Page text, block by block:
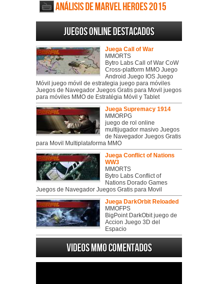
Análisis de Marvel Heroes 2015
Juegos online destacados
Juega Call of War
MMORTS
Bytro Labs Call of War CoW
Cross-platform MMO Juego
Android Juego IOS Juego
Móvil juego móvil de estrategia juego para móviles
Juegos de Navegador Juegos Gratis para Movil juegos
para móviles MMO de Estratégia Móvil y Tablet
Juega Supremacy 1914
MMORPG
juego de rol online
multijugador masivo Juegos
de Navegador Juegos Gratis
para Movil Multiplataforma MMO
Juega Conflict of Nations
WW3
MMORTS
Bytro Labs Conflict of
Nations Dorado Games
Juegos de Navegador Juegos Gratis para Movil
Juega DarkOrbit Reloaded
MMOFPS
BigPoint DarkObit juego de
Accion Juego 3D del
Espacio
Videos MMO Comentados